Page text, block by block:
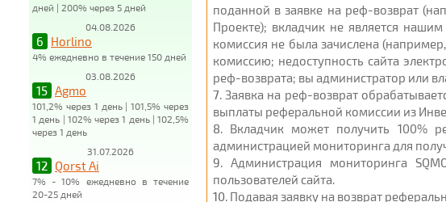
дней | 200% через 5 дней
04.08.2026
6 Horlino
4% ежедневно в течение 150 дней
03.08.2026
15 Agmo
101,2% через 1 день | 101,5% через
1 день | 102% через 1 день | 102,5%
через 1 день
31.07.2026
12 Qorst Ai
7% - 10% ежедневно в течение
20-25 дней
поданной в заявке на реф-возврат
Проекте); вкладчик не является
комиссия не была зачислена
комиссию; недоступность сайта
реф-возврата; вы администратор или
7. Заявка на реф-возврат
выплаты реферальной комиссии из
8. Вкладчик может получить 100%
администрацией мониторинга для
9. Администрация мониторинга
пользователей сайта.
10. Подавая заявку на возврат